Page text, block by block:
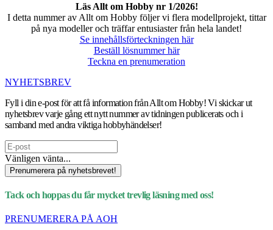
Läs Allt om Hobby nr 1/2026!
I detta nummer av Allt om Hobby följer vi flera modellprojekt, tittar
på nya modeller och träffar entusiaster från hela landet!
Se innehållsförteckningen här
Beställ lösnummer här
Teckna en prenumeration
NYHETSBREV
Fyll i din e-post för att få information från Allt om Hobby! Vi skickar ut
nyhetsbrev varje gång ett nytt nummer av tidningen publicerats och i
samband med andra viktiga hobbyhändelser!
Vänligen vänta...
Prenumerera på nyhetsbrevet!
Tack och hoppas du får mycket trevlig läsning med oss!
PRENUMERERA PÅ AOH